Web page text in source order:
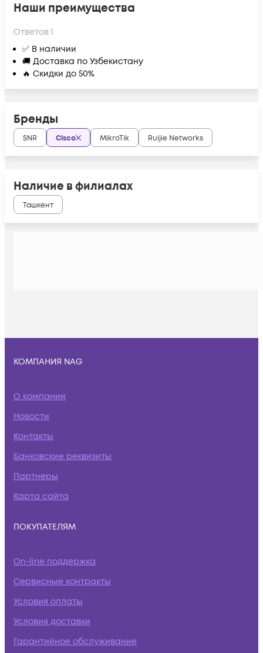
Наши преимущества
Ответов:1
✅ В наличии
🚚 Доставка по Узбекистану
🔥 Скидки до 50%
Бренды
SNR Cisco MikroTik Ruijie Networks
Наличие в филиалах
Ташкент
КОМПАНИЯ NAG
О компании
Новости
Контакты
Банковские реквизиты
Партнеры
Карта сайта
ПОКУПАТЕЛЯМ
On-line поддержка
Сервисные контракты
Условия оплаты
Условия доставки
Гарантийное обслуживание